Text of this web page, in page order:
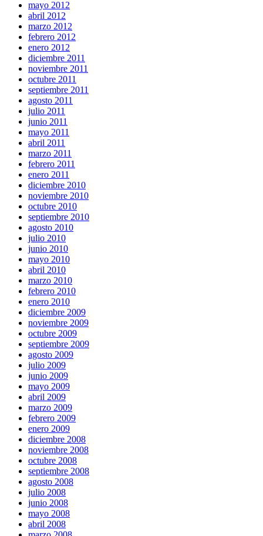
mayo 2012
abril 2012
marzo 2012
febrero 2012
enero 2012
diciembre 2011
noviembre 2011
octubre 2011
septiembre 2011
agosto 2011
julio 2011
junio 2011
mayo 2011
abril 2011
marzo 2011
febrero 2011
enero 2011
diciembre 2010
noviembre 2010
octubre 2010
septiembre 2010
agosto 2010
julio 2010
junio 2010
mayo 2010
abril 2010
marzo 2010
febrero 2010
enero 2010
diciembre 2009
noviembre 2009
octubre 2009
septiembre 2009
agosto 2009
julio 2009
junio 2009
mayo 2009
abril 2009
marzo 2009
febrero 2009
enero 2009
diciembre 2008
noviembre 2008
octubre 2008
septiembre 2008
agosto 2008
julio 2008
junio 2008
mayo 2008
abril 2008